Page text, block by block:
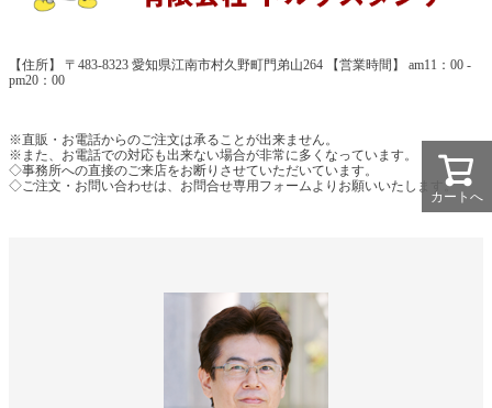
【住所】 〒483-8323 愛知県江南市村久野町門弟山264 【営業時間】 am11：00 -
pm20：00
※直販・お電話からのご注文は承ることが出来ません。
※また、お電話での対応も出来ない場合が非常に多くなっています。
◇事務所への直接のご来店をお断りさせていただいています。
◇ご注文・お問い合わせは、お問合せ専用フォームよりお願いいたします。
カートへ